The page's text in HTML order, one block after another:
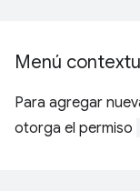
Menú
Para agregar
otorga el permiso